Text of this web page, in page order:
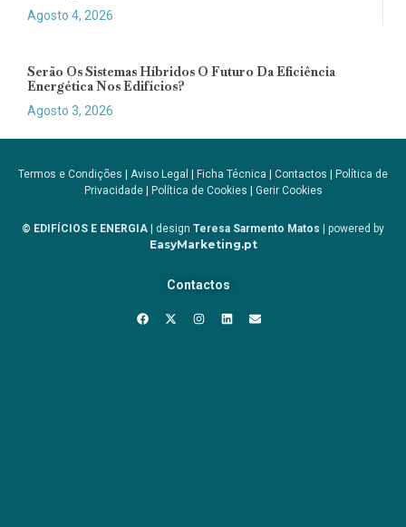
Agosto 4, 2026
Serão Os Sistemas Híbridos O Futuro Da Eficiência
Energética Nos Edifícios?
Agosto 3, 2026
Termos e Condições | Aviso Legal | Ficha Técnica | Contactos | Política de
Privacidade| Política de Cookies | Gerir Cookies
© EDIFÍCIOS E ENERGIA | design Teresa Sarmento Matos | powered by
EasyMarketing.pt
Contactos